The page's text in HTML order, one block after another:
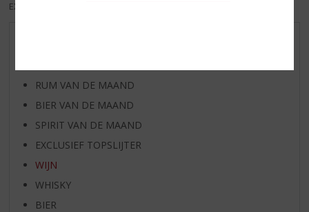
EXCL. BTW
RUM VAN DE MAAND
BIER VAN DE MAAND
SPIRIT VAN DE MAAND
EXCLUSIEF TOPSLIJTER
WIJN
WHISKY
BIER